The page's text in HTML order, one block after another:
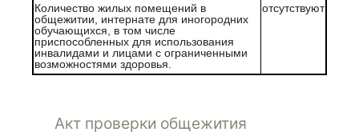
Количество жилых помещений в
общежитии, интернате для иногородних
обучающихся, в том числе
приспособленных для использования
инвалидами и лицами с ограниченными
возможностями здоровья.
отсутствуют
Акт проверки общежития